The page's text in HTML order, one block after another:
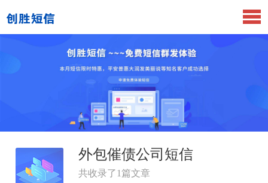
外包催债公司短信
共收录了1篇文章